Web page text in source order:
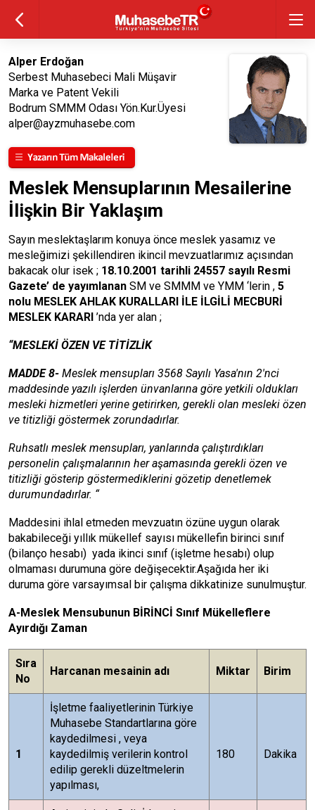
Alper Erdoğan
Serbest Muhasebeci Mali Müşavir
Marka ve Patent Vekili
Bodrum SMMM Odası Yön.Kur.Üyesi
alper@ayzmuhasebe.com
Meslek Mensuplarının Mesailerine
İlişkin Bir Yaklaşım
Sayın meslektaşlarım konuya önce meslek yasamız ve
mesleğimizi şekillendiren ikincil mevzuatlarımız açısından
bakacak olur isek ; 18.10.2001 tarihli 24557 sayılı Resmi
Gazete’ de yayımlanan SM ve SMMM ve YMM ‘lerin , 5
nolu MESLEK AHLAK KURALLARI İLE İLGİLİ MECBURİ
MESLEK KARARI ’nda yer alan ;
“MESLEKİ ÖZEN VE TİTİZLİK
MADDE 8- Meslek mensupları 3568 Sayılı Yasa'nın 2'nci
maddesinde yazılı işlerden ünvanlarına göre yetkili oldukları
mesleki hizmetleri yerine getirirken, gerekli olan mesleki özen
ve titizliği göstermek zorundadırlar.
Ruhsatlı meslek mensupları, yanlarında çalıştırdıkları
personelin çalışmalarının her aşamasında gerekli özen ve
titizliği gösterip göstermediklerini gözetip denetlemek
durumundadırlar. “
Maddesini ihlal etmeden mevzuatın özüne uygun olarak
bakabileceği yıllık mükellef sayısı mükellefin birinci sınıf
(bilanço hesabı) yada ikinci sınıf (işletme hesabı) olup
olmaması durumuna göre değişecektir.Aşağıda her iki
duruma göre varsayımsal bir çalışma dikkatinize sunulmuştur.
A-Meslek Mensubunun BİRİNCİ Sınıf Mükelleflere
Ayırdığı Zaman
Sıra
No
Harcanan mesainin adı Miktar Birim
1
İşletme faaliyetlerinin Türkiye
Muhasebe Standartlarına göre
kaydedilmesi , veya
kaydedilmiş verilerin kontrol
edilip gerekli düzeltmelerin
yapılması,
180 Dakika